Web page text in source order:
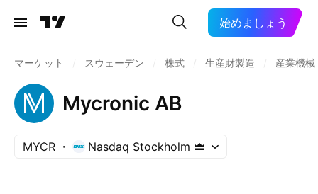
始めましょう
マーケット スウェーデン 株式 生産財製造 産業機械
Mycronic AB
MYCR Nasdaq Stockholm